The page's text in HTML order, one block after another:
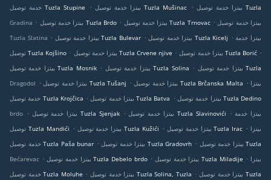
خدمة توصيل Tuzla Stupine
. بيتزا خدمة توصيل Tuzla Mušinac . بيتزا خدمة توصيل Tuzla
Gradina . بيتزا خدمة توصيل Tuzla Brdo . بيتزا خدمة توصيل Tuzla Trnovac . بيتزا خدمة توصيل
Tuzla Slatina . بيتزا خدمة توصيل Tuzla Bulevar . بيتزا خدمة توصيل Tuzla Kicelj . بيتزا خدمة
توصيل Tuzla Kojšino . بيتزا خدمة توصيل Tuzla Crvene njive . بيتزا خدمة توصيل Tuzla Borić .
بيتزا خدمة توصيل Tuzla Mosnik . بيتزا خدمة توصيل Tuzla Solina . بيتزا خدمة توصيل Tuzla
Dragodol . بيتزا خدمة توصيل Tuzla Tušanj . بيتزا خدمة توصيل Tuzla Brčanska Malta . بيتزا
خدمة توصيل Tuzla Krojčica . بيتزا خدمة توصيل Tuzla Batva . بيتزا خدمة توصيل Tuzla Dedino
brdo . بيتزا خدمة توصيل Tuzla Sjenjak . بيتزا خدمة توصيل Tuzla Slavinovići . بيتزا خدمة
توصيل Tuzla Mandići . بيتزا خدمة توصيل Tuzla Kužići . بيتزا خدمة توصيل Tuzla Irac . بيتزا
خدمة توصيل Tuzla Paša bunar . بيتزا خدمة توصيل Tuzla Gradovrh . بيتزا خدمة توصيل Tuzla
Bećarevac . بيتزا خدمة توصيل Tuzla Debelo brdo . بيتزا خدمة توصيل Tuzla Miladije . بيتزا
خدمة توصيل Tuzla Moluhe . بيتزا خدمة توصيل Tuzla Solina, Tuzla . بيتزا خدمة توصيل Tuzla